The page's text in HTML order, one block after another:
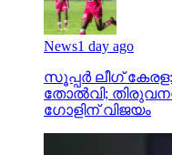
News1 day ago
സൂപ്പര്‍ ലീഗ്
തോല്‍വി;
ഗോളിന് വിജയം